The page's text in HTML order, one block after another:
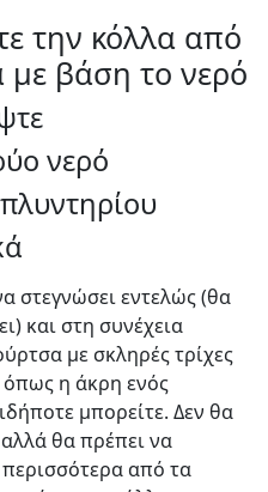
την κόλλα από
βάση το νερό
νερό
στεγνώσει εντελώς (θα
και στη συνέχεια
με σκληρές τρίχες
όπως η άκρη ενός
μπορείτε. Δεν θα
θα πρέπει να
από τα